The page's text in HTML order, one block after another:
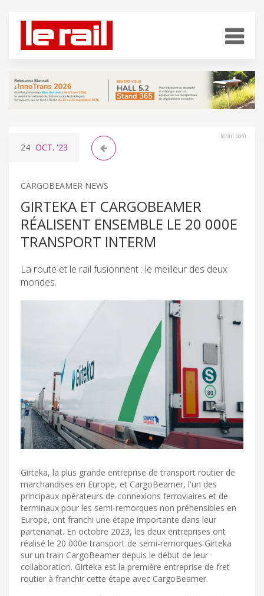
lerail.com
24 OCT. '23
CARGOBEAMER NEWS
GIRTEKA ET CARGOBEAMER
RÉALISENT ENSEMBLE LE 20 000E
TRANSPORT INTERM
La route et le rail fusionnent : le meilleur des deux
mondes.
Girteka, la plus grande entreprise de transport routier de
marchandises en Europe, et CargoBeamer, l'un des
principaux opérateurs de connexions ferroviaires et de
terminaux pour les semi-remorques non préhensibles en
Europe, ont franchi une étape importante dans leur
partenariat. En octobre 2023, les deux entreprises ont
réalisé le 20 000e transport de semi-remorques Girteka
sur un train CargoBeamer depuis le début de leur
collaboration. Girteka est la première entreprise de fret
routier à franchir cette étape avec CargoBeamer.